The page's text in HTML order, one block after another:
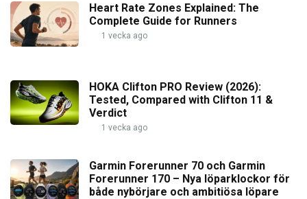
Heart Rate Zones Explained: The
Complete Guide for Runners
1 vecka ago
HOKA Clifton PRO Review (2026):
Tested, Compared with Clifton 11 &
Verdict
1 vecka ago
Garmin Forerunner 70 och Garmin
Forerunner 170 – Nya löparklockor för
både nybörjare och ambitiösa löpare